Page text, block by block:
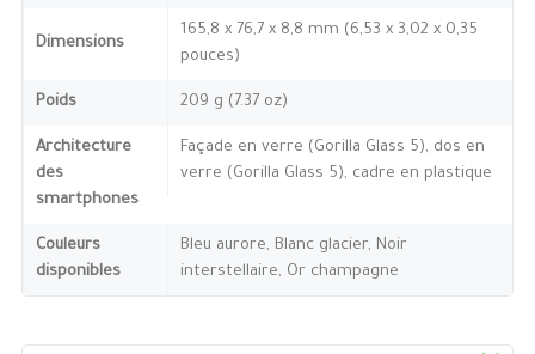
Dimensions
165,8 x 76,7 x 8,8 mm (6,53 x 3,02 x 0,35
pouces)
Poids 209 g (7.37 oz)
Architecture
des
smartphones
Façade en verre (Gorilla Glass 5), dos en
verre (Gorilla Glass 5), cadre en plastique
Couleurs
disponibles
Bleu aurore, Blanc glacier, Noir
interstellaire, Or champagne